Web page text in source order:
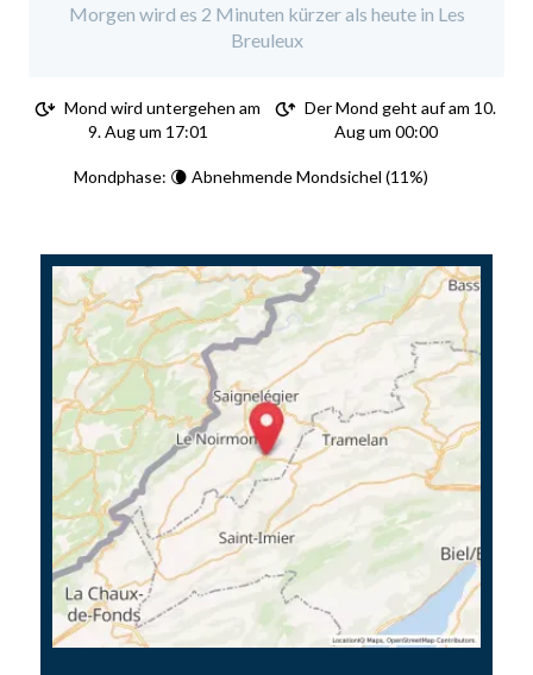
Morgen wird es 2 Minuten kürzer als heute in Les
Breuleux
Mond wird untergehen am
9. Aug um 17:01
Der Mond geht auf am 10.
Aug um 00:00
Mondphase: 🌘 Abnehmende Mondsichel (11%)